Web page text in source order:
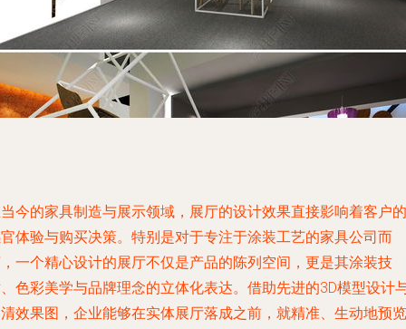
今的家具制造与展示领域，展厅的设计效果直接影响着客户的
体验与购买决策。特别是对于专注于涂装工艺的家具公司而
一个精心设计的展厅不仅是产品的陈列空间，更是其涂装技
色彩美学与品牌理念的立体化表达。借助先进的3D模型设计
效果图，企业能够在实体展厅落成之前，就精准、生动地预览